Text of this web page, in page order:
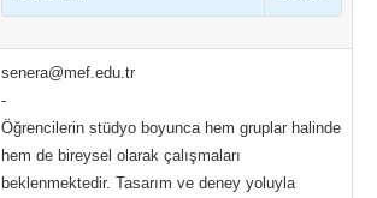
senera@mef.edu.tr
-
Öğrencilerin stüdyo boyunca hem gruplar halinde
hem de bireysel olarak çalışmaları
beklenmektedir. Tasarım ve deney yoluyla